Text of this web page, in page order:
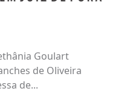
Goulart
de Oliveira
de...